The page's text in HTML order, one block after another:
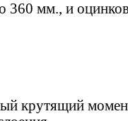
360 мм., и
крутящий